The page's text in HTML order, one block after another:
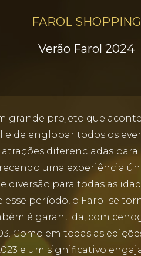
FAROL SHOPPING
Verão Farol 2024
grande projeto que
e de englobar todos os
diferenciadas
uma experiência
diversão para todas as
período, o Farol se
é garantida, com
03. Como em todas as
e um significativo